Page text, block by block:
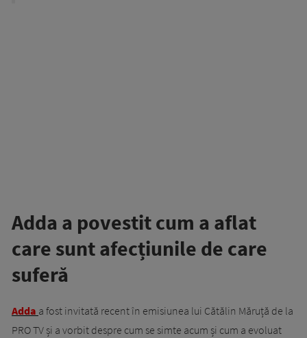
Adda a povestit cum a aflat
care sunt afecțiunile de care
suferă
Adda a fost invitată recent în emisiunea lui Cătălin Măruță de la
PRO TV și a vorbit despre cum se simte acum și cum a evoluat